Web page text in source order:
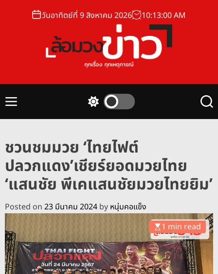
วันอาทิตย์ที่ 9 สิงหาคม 2026 10:13:01AM
อ
า
ว
M
c
c
o
l
o
r
m
o
d
e
S
ชวนชมมวย ‘ไทยไฟต์
ปลวกแดง’เชียร์ยอดมวยไทย
‘แสนชัย พีเคแสนชัยมวยไทยยิม’
Posted on 23 มีนาคม 2024 by หนุ่มคอแข็ง
1 min read